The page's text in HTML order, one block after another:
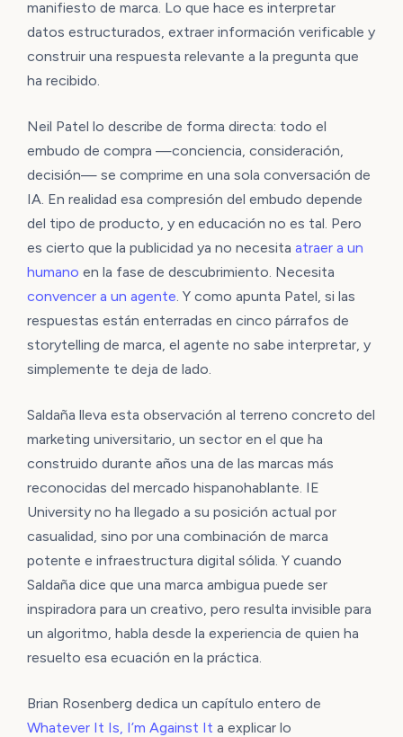
manifiesto de marca. Lo que hace es interpretar
datos estructurados, extraer información verificable y
construir una respuesta relevante a la pregunta que
ha recibido.
Neil Patel lo describe de forma directa: todo el
embudo de compra —conciencia, consideración,
decisión— se comprime en una sola conversación de
IA. En realidad esa compresión del embudo depende
del tipo de producto, y en educación no es tal. Pero
es cierto que la publicidad ya no necesita atraer a un
humano en la fase de descubrimiento. Necesita
convencer a un agente . Y como apunta Patel, si las
respuestas están enterradas en cinco párrafos de
storytelling de marca, el agente no sabe interpretar, y
simplemente te deja de lado.
Saldaña lleva esta observación al terreno concreto del
marketing universitario, un sector en el que ha
construido durante años una de las marcas más
reconocidas del mercado hispanohablante. IE
University no ha llegado a su posición actual por
casualidad, sino por una combinación de marca
potente e infraestructura digital sólida. Y cuando
Saldaña dice que una marca ambigua puede ser
inspiradora para un creativo, pero resulta invisible para
un algoritmo, habla desde la experiencia de quien ha
resuelto esa ecuación en la práctica.
Brian Rosenberg dedica un capítulo entero de
Whatever It Is, I’m Against It a explicar lo